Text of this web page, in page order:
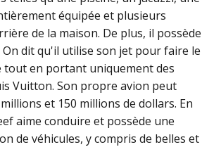
équipée et plusieurs
de la maison. De plus, il possède
On dit qu'il utilise son jet pour faire le
tout en portant uniquement des
Vuitton. Son propre avion peut
et 150 millions de dollars. En
aime conduire et possède une
de véhicules, y compris de belles et